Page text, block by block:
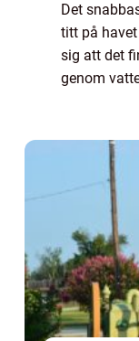
Det
titt på
sig att det
genom